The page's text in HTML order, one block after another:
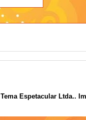
Tema Espetacular Ltda..